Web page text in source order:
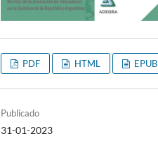
PDF HTML EPUB
Publicado
31-01-2023